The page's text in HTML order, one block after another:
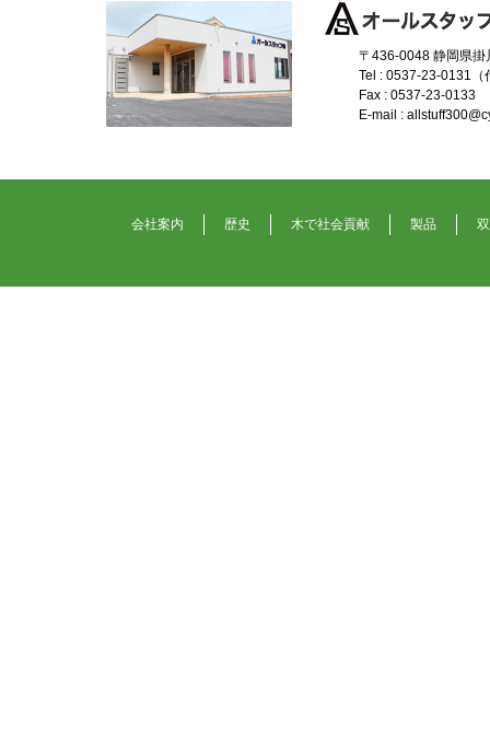
〒436-0048 静岡県掛
Tel : 0537-23-0131（
Fax : 0537-23-0133
E-mail :
会社案内 歴史 木で社会貢献 製品